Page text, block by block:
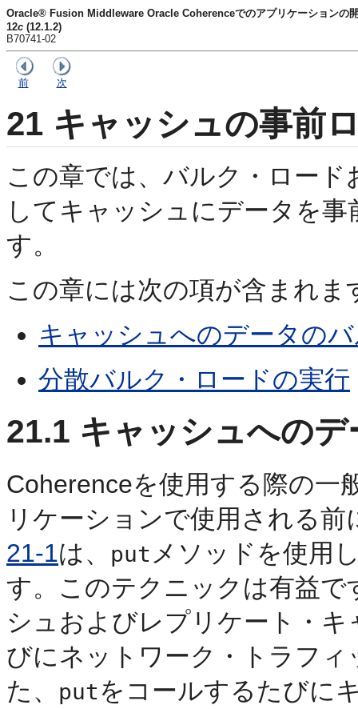
Oracle® Fusion Middleware Oracle Coherenceでのアプリケーションの
12c (12.1.2)
B70741-02
前 次
21 キャッシュの事前
この章では、バルク・ロー
してキャッシュにデータを
す。
この章には次の項が含まれま
キャッシュへのデータの
分散バルク・ロードの実行
21.1 キャッシュへの
Coherenceを使用する際の一
リケーションで使用される
21-1は、 put メソッドを使用
す。このテクニックは有益
シュおよびレプリケート・
びにネットワーク・トラフ
た、
putをコールするたびに